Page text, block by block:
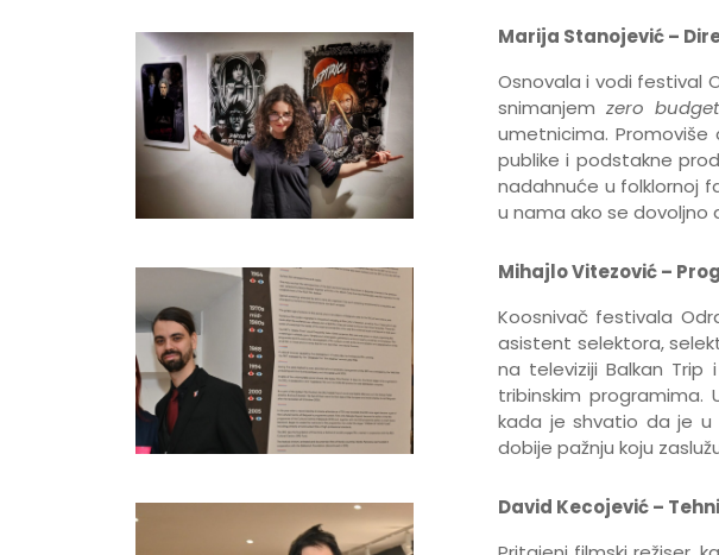
Marija Stanojević –
Osnovala i vodi festival
snimanjemzero budget
umetnicima.
publike i podstakne
nadahnuće u folklornoj
u nama ako se dovoljno
Mihajlo Vitezović –
Koosnivač festivala
asistent selektora,
na televiziji Balkan
tribinskim
kada je shvatio da je u
dobije pažnju koju
David Kecojević –